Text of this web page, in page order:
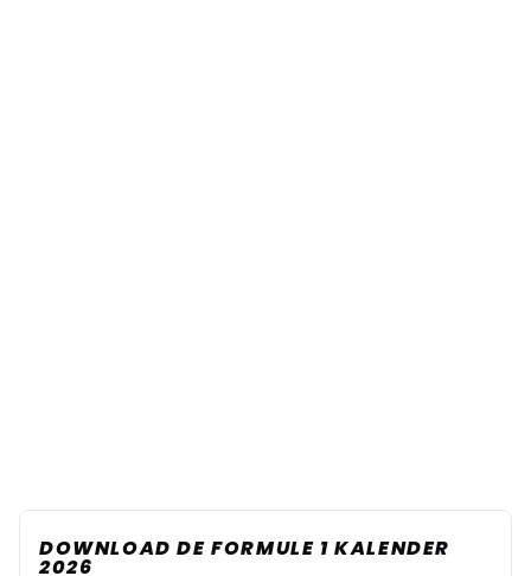
DOWNLOAD DE FORMULE 1 KALENDER
2026